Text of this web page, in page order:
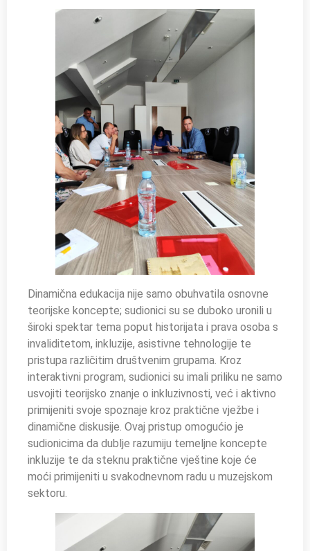
Dinamična edukacija nije samo obuhvatila osnovne
teorijske koncepte; sudionici su se duboko uronili u
široki spektar tema poput historijata i prava osoba s
invaliditetom, inkluzije, asistivne tehnologije te
pristupa različitim društvenim grupama. Kroz
interaktivni program, sudionici su imali priliku ne samo
usvojiti teorijsko znanje o inkluzivnosti, već i aktivno
primijeniti svoje spoznaje kroz praktične vježbe i
dinamične diskusije. Ovaj pristup omogućio je
sudionicima da dublje razumiju temeljne koncepte
inkluzije te da steknu praktične vještine koje će
moći primijeniti u svakodnevnom radu u muzejskom
sektoru.